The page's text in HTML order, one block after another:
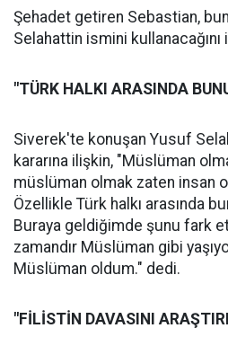
Şehadet getiren Sebastian,
Selahattin ismini
"TÜRK HALKI ARASINDA
Siverek'te konuşan Yusuf
kararına ilişkin, "Müslüman
müslüman olmak zaten insan
Özellikle Türk halkı arasında
Buraya geldiğimde şunu fark
zamandır Müslüman gibi
Müslüman oldum." dedi.
"FİLİSTİN DAVASINI